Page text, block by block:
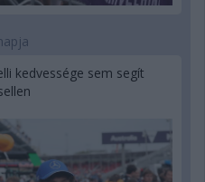
kedvessége sem segít